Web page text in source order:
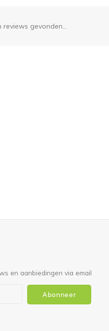
reviews gevonden...
en aanbiedingen via email
Abonneer